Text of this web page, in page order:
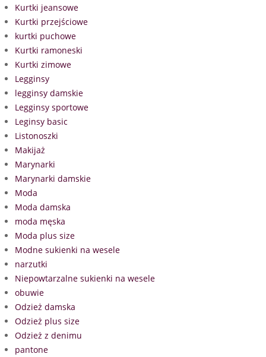
Kurtki jeansowe
Kurtki przejściowe
kurtki puchowe
Kurtki ramoneski
Kurtki zimowe
Legginsy
legginsy damskie
Legginsy sportowe
Leginsy basic
Listonoszki
Makijaż
Marynarki
Marynarki damskie
Moda
Moda damska
moda męska
Moda plus size
Modne sukienki na wesele
narzutki
Niepowtarzalne sukienki na wesele
obuwie
Odzież damska
Odzież plus size
Odzież z denimu
pantone